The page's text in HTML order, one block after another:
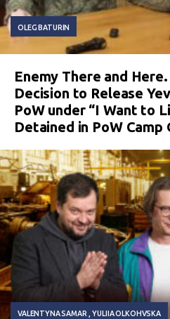
OLEG BATURIN
Enemy There and
Decision to Release
PoW under “I Want to
Detained in PoW Camp
VALENTYNA SAMAR YULIIA OLKOHVSKA